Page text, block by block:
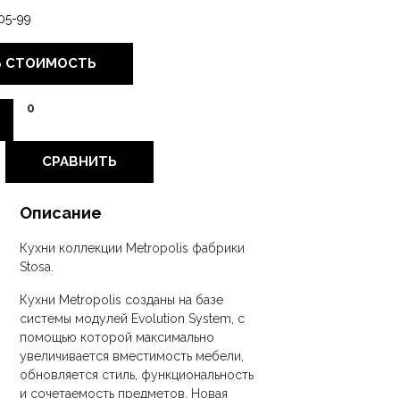
99
СТОИМОСТЬ
СРАВНИТЬ
0
Описание
Кухни коллекции Metropolis фабрики
Stosa.
Кухни Metropolis созданы на базе
системы модулей Evolution System, с
помощью которой максимально
увеличивается вместимость мебели,
обновляется стиль, функциональность
и сочетаемость предметов. Новая